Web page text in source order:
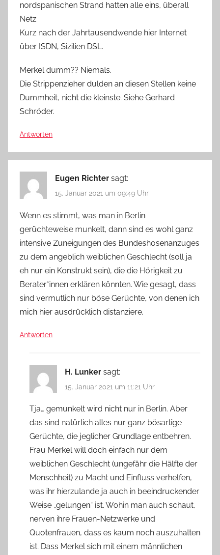
nordspanischen Strand hatten alle eins, überall
Netz
Kurz nach der Jahrtausendwende hier Internet
über ISDN, Sizilien DSL.
Merkel dumm?? Niemals.
Die Strippenzieher dulden an diesen Stellen keine
Dummheit, nicht die kleinste. Siehe Gerhard
Schröder.
Antworten
Eugen Richter sagt:
15. Januar 2021 um 09:49 Uhr
Wenn es stimmt, was man in Berlin
gerüchteweise munkelt, dann sind es wohl ganz
intensive Zuneigungen des Bundeshosenanzuges
zu dem angeblich weiblichen Geschlecht (soll ja
eh nur ein Konstrukt sein), die die Hörigkeit zu
Berater*innen erklären könnten. Wie gesagt, dass
sind vermutlich nur böse Gerüchte, von denen ich
mich hier ausdrücklich distanziere.
Antworten
H. Lunker sagt:
15. Januar 2021 um 11:21 Uhr
Tja… gemunkelt wird nicht nur in Berlin. Aber
das sind natürlich alles nur ganz bösartige
Gerüchte, die jeglicher Grundlage entbehren.
Frau Merkel will doch einfach nur dem
weiblichen Geschlecht (ungefähr die Hälfte der
Menschheit) zu Macht und Einfluss verhelfen,
was ihr hierzulande ja auch in beeindruckender
Weise „gelungen“ ist. Wohin man auch schaut,
nerven ihre Frauen-Netzwerke und
Quotenfrauen, dass es kaum noch auszuhalten
ist. Dass Merkel sich mit einem männlichen